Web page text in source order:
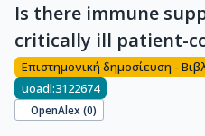
Is there immune
critically ill patient-
Επιστημονική δημοσίευση -
uoadl:3122674
OpenAlex (0)